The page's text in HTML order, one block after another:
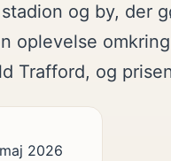
og by, der
oplevelse
Trafford, og
2026